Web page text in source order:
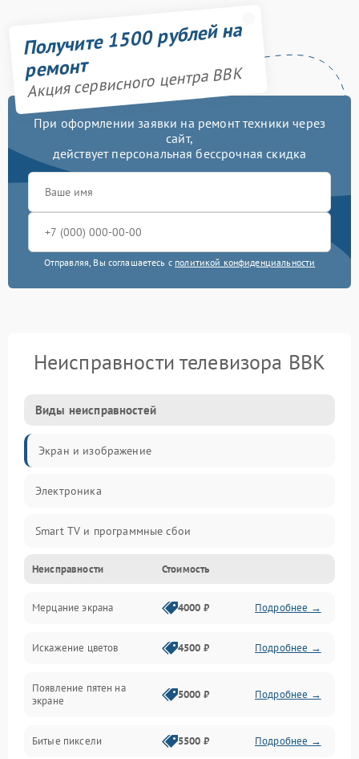
Получите 1500 рублей на
ремонт
Акция сервисного центра BBK
При оформлении заявки на ремонт техники через
сайт,
действует персональная бессрочная скидка
Отправляя, Вы соглашаетесь с политикой конфиденциальности
Неисправности телевизора BBK
Виды неисправностей
Экран и изображение
Электроника
Smart TV и программные сбои
Питание и запуск
Подсветка и LED-модули
Звук и аудиосистема
Сигнал и приём каналов
Неисправности Стоимость
Мерцание экрана 4000 ₽ Подробнее →
Искажение цветов 4500 ₽ Подробнее →
Появление пятен на
экране
5000 ₽ Подробнее →
Битые пиксели 5500 ₽ Подробнее →